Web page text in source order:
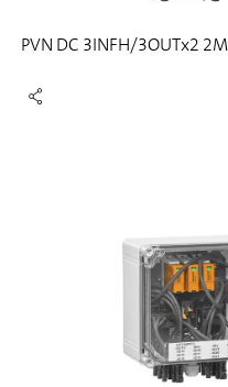
PVN DC 3INFH/3OUTx2